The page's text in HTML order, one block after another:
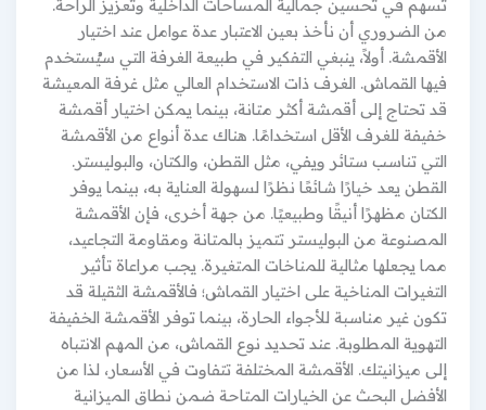
تسهم في تحسين جمالية المساحات الداخلية وتعزيز الراحة.
من الضروري أن نأخذ بعين الاعتبار عدة عوامل عند اختيار
الأقمشة. أولاً، ينبغي التفكير في طبيعة الغرفة التي سيُستخدم
فيها القماش. الغرف ذات الاستخدام العالي مثل غرفة المعيشة
قد تحتاج إلى أقمشة أكثر متانة، بينما يمكن اختيار أقمشة
خفيفة للغرف الأقل استخدامًا. هناك عدة أنواع من الأقمشة
التي تناسب ستائر ويفي، مثل القطن، والكتان، والبوليستر.
القطن يعد خيارًا شائعًا نظرًا لسهولة العناية به، بينما يوفر
الكتان مظهرًا أنيقًا وطبيعيًا. من جهة أخرى، فإن الأقمشة
المصنوعة من البوليستر تتميز بالمتانة ومقاومة التجاعيد،
مما يجعلها مثالية للمناخات المتغيرة. يجب مراعاة تأثير
التغيرات المناخية على اختيار القماش؛ فالأقمشة الثقيلة قد
تكون غير مناسبة للأجواء الحارة، بينما توفر الأقمشة الخفيفة
التهوية المطلوبة. عند تحديد نوع القماش، من المهم الانتباه
إلى ميزانيتك. الأقمشة المختلفة تتفاوت في الأسعار، لذا من
الأفضل البحث عن الخيارات المتاحة ضمن نطاق الميزانية